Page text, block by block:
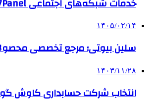
۱۴۰۵/۰۲/۱۴
سلین بیوتی؛ مرجع تخصصی
۱۴۰۳/۱۱/۲۸
انتخاب شرکت حسابداری کاوش